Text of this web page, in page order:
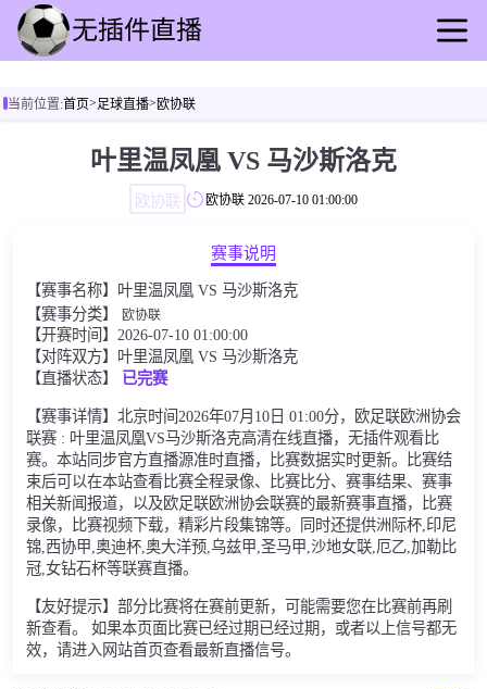
足球直播
全球联赛
当前位置:首页>足球直播>欧协联
叶里温凤凰 VS 马沙斯洛克
欧协联 欧协联 2026-07-10 01:00:00
赛事说明
【赛事名称】叶里温凤凰 VS 马沙斯洛克
【赛事分类】
欧协联
【开赛时间】2026-07-10 01:00:00
【对阵双方】叶里温凤凰 VS 马沙斯洛克
【直播状态】
已完赛
【赛事详情】北京时间2026年07月10日 01:00分，欧足联欧洲协会
联赛 : 叶里温凤凰VS马沙斯洛克高清在线直播，无插件观看比
赛。本站同步官方直播源准时直播，比赛数据实时更新。比赛结
束后可以在本站查看比赛全程录像、比赛比分、赛事结果、赛事
相关新闻报道，以及欧足联欧洲协会联赛的最新赛事直播，比赛
录像，比赛视频下载，精彩片段集锦等。同时还提供洲际杯,印尼
锦,西协甲,奥迪杯,奥大洋预,乌兹甲,圣马甲,沙地女联,厄乙,加勒比
冠,女钻石杯等联赛直播。
【友好提示】部分比赛将在赛前更新，可能需要您在比赛前再刷
新查看。 如果本页面比赛已经过期已经过期，或者以上信号都无
效，请进入网站首页查看最新直播信号。